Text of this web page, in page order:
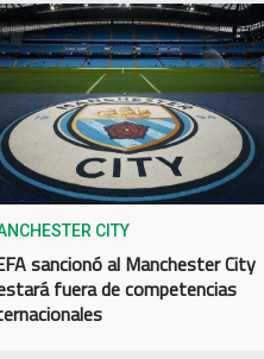
CITY
sancionó al Manchester City
fuera de competencias